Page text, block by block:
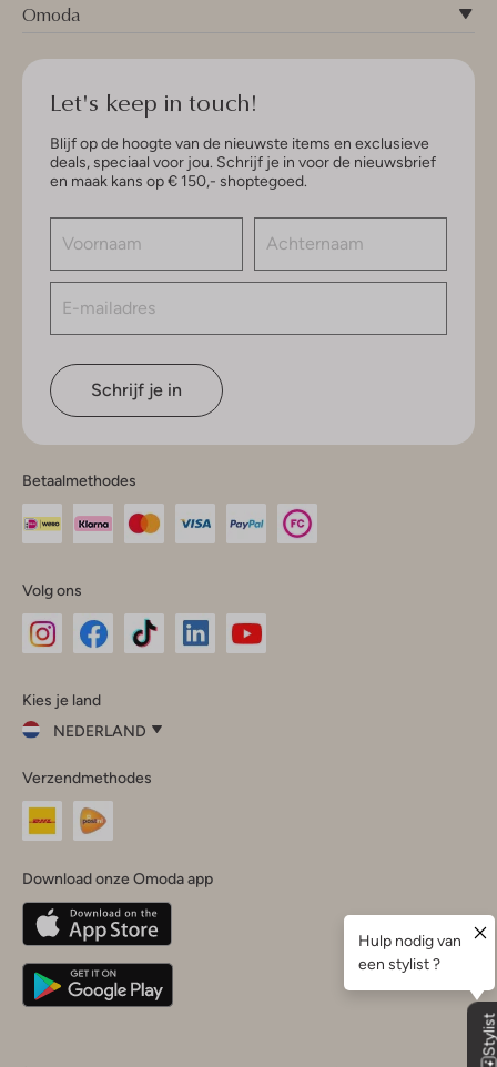
Omoda
Let's keep in touch!
Blijf op de hoogte van de nieuwste items en exclusieve
deals, speciaal voor jou. Schrijf je in voor de nieuwsbrief
en maak kans op € 150,- shoptegoed.
Schrijf je in
Betaalmethodes
Volg ons
InstagramFacebook
Kies je land
NEDERLAND
je
land
Nederland
Belgique(Français)
Deutschland
Verzendmethodes
Download onze Omoda app